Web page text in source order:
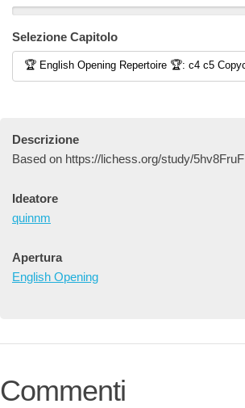
Selezione Capitolo
Descrizione
Based on https://lichess.org/study/5hv8FruF
Ideatore
quinnm
Apertura
English Opening
Commenti